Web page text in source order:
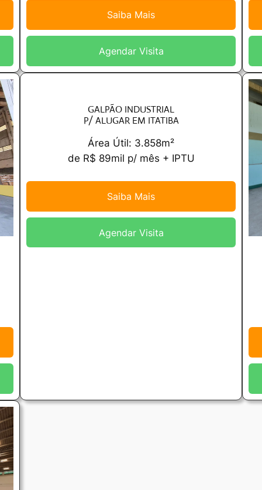
Saiba Mais
Agendar Visita
GALPÃO INDUSTRIAL
P/ ALUGAR EM ITATIBA
Área Útil: 3.858m²
de R$ 89mil p/ mês + IPTU
Saiba Mais
Agendar Visita